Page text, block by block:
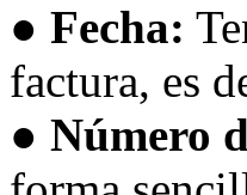
● Fecha:
factura, es
● Número